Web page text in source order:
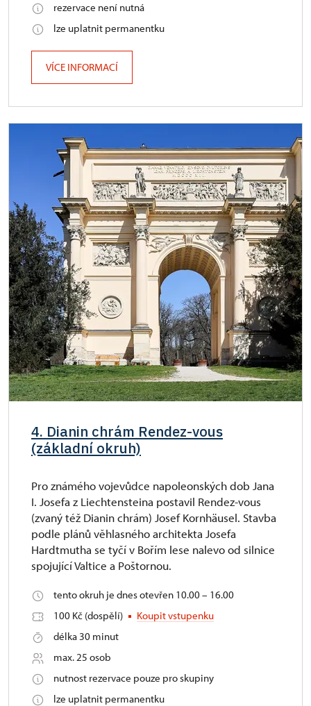
rezervace není nutná
lze uplatnit permanentku
VÍCE INFORMACÍ
4. Dianin chrám Rendez-vous
(základní okruh)
Pro známého vojevůdce napoleonských dob Jana
I. Josefa z Liechtensteina postavil Rendez-vous
(zvaný též Dianin chrám) Josef Kornhäusel. Stavba
podle plánů věhlasného architekta Josefa
Hardtmutha se tyčí v Bořím lese nalevo od silnice
spojující Valtice a Poštornou.
tento okruh je dnes otevřen 10.00 – 16.00
100 Kč (dospělí)
Koupit vstupenku
délka 30 minut
max. 25 osob
nutnost rezervace pouze pro skupiny
lze uplatnit permanentku